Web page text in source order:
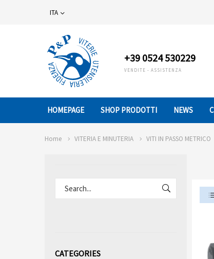
ITA
+39 0524 530229
VENDITE - ASSISTENZA
HOMEPAGE SHOP PRODOTTI NEWS
Home VITERIA E MINUTERIA VITI IN PASSO METRICO
CATEGORIES